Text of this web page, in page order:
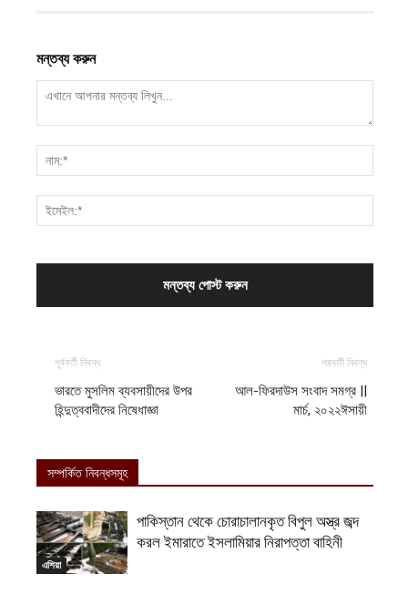
মন্তব্য করুন
পূর্ববর্তী নিবন্ধ
ভারতে মুসলিম ব্যবসায়ীদের উপর
হিন্দুত্ববাদীদের নিষেধাজ্ঞা
পরবর্তী নিবন্ধ
আল-ফিরদাউস সংবাদ সমগ্র ||
মার্চ, ২০২২ঈসায়ী
সম্পর্কিত নিবন্ধসমূহ
এশিয়া
পাকিস্তান থেকে চোরাচালানকৃত বিপুল অস্ত্র জব্দ
করল ইমারাতে ইসলামিয়ার নিরাপত্তা বাহিনী